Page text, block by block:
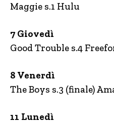
Maggie s.1 Hulu
7 Giovedì
Good Trouble s.4
8 Venerdì
The Boys s.3 (finale)
11 Lunedì